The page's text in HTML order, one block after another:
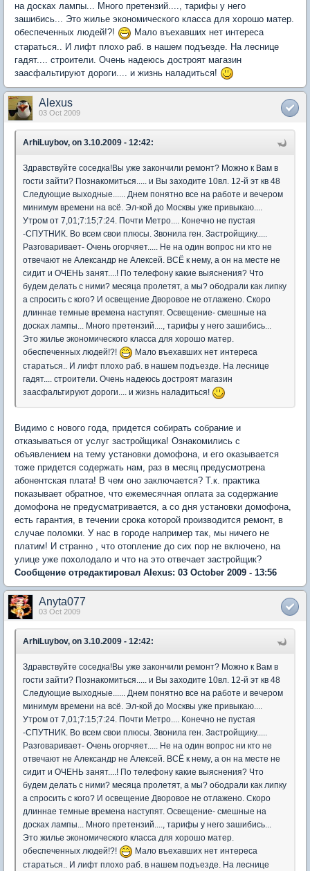
на досках лампы... Много претензий...., тарифы у него
зашибись... Это жилье экономического класса для хорошо матер.
обеспеченных людей!?!
Мало въехавших нет интереса
стараться.. И лифт плохо раб. в нашем подъезде. На леснице
гадят.... строители. Очень надеюсь достроят магазин
заасфальтируют дороги.... и жизнь наладиться!
Alexus
03 Oct 2009
ArhiLuybov, on 3.10.2009 - 12:42:
Здравствуйте соседка!Вы уже закончили ремонт? Можно к Вам в
гости зайти? Познакомиться..... и Вы заходите 10вл. 12-й эт кв 48
Следующие выходные...... Днем понятно все на работе и вечером
минимум времени на всё. Эл-кой до Москвы уже привыкаю....
Утром от 7,01;7:15;7:24. Почти Метро.... Конечно не пустая
-СПУТНИК. Во всем свои плюсы. Звонила ген. Застройщику.....
Разговаривает- Очень огорчяет..... Не на один вопрос ни кто не
отвечают не Александр не Алексей. ВСЁ к нему, а он на месте не
сидит и ОЧЕНЬ занят....! По телефону какие выяснения? Что
будем делать с ними? месяца пролетят, а мы? ободрали как липку
а спросить с кого? И освещение Дворовое не отлажено. Скоро
длиннае темные времена наступят. Освещение- смешные на
досках лампы... Много претензий...., тарифы у него зашибись...
Это жилье экономического класса для хорошо матер.
обеспеченных людей!?!
Мало въехавших нет интереса
стараться.. И лифт плохо раб. в нашем подъезде. На леснице
гадят.... строители. Очень надеюсь достроят магазин
заасфальтируют дороги.... и жизнь наладиться!
Видимо с нового года, придется собирать собрание и
отказываться от услуг застройщика! Ознакомились с
объявлением на тему установки домофона, и его оказывается
тоже придется содержать нам, раз в месяц предусмотрена
абонентская плата! В чем оно заключается? Т.к. практика
показывает обратное, что ежемесячная оплата за содержание
домофона не предусматривается, а со дня установки домофона,
есть гарантия, в течении срока которой производится ремонт, в
случае поломки. У нас в городе например так, мы ничего не
платим! И странно , что отопление до сих пор не включено, на
улице уже похолодало и что на это отвечает застройщик?
Сообщение отредактировал Alexus: 03 October 2009 - 13:56
Anyta077
03 Oct 2009
ArhiLuybov, on 3.10.2009 - 12:42:
Здравствуйте соседка!Вы уже закончили ремонт? Можно к Вам в
гости зайти? Познакомиться..... и Вы заходите 10вл. 12-й эт кв 48
Следующие выходные...... Днем понятно все на работе и вечером
минимум времени на всё. Эл-кой до Москвы уже привыкаю....
Утром от 7,01;7:15;7:24. Почти Метро.... Конечно не пустая
-СПУТНИК. Во всем свои плюсы. Звонила ген. Застройщику.....
Разговаривает- Очень огорчяет..... Не на один вопрос ни кто не
отвечают не Александр не Алексей. ВСЁ к нему, а он на месте не
сидит и ОЧЕНЬ занят....! По телефону какие выяснения? Что
будем делать с ними? месяца пролетят, а мы? ободрали как липку
а спросить с кого? И освещение Дворовое не отлажено. Скоро
длиннае темные времена наступят. Освещение- смешные на
досках лампы... Много претензий...., тарифы у него зашибись...
Это жилье экономического класса для хорошо матер.
обеспеченных людей!?!
Мало въехавших нет интереса
стараться.. И лифт плохо раб. в нашем подъезде. На леснице